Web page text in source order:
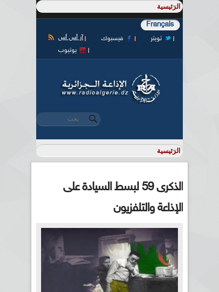
Français
آر أس أس فيسبوك
تويتر
يوتيوب
استمارة البحث
‏بحث ‏
الذكرى 59 لبسط السيادة على
الإذاعة والتلفزيون